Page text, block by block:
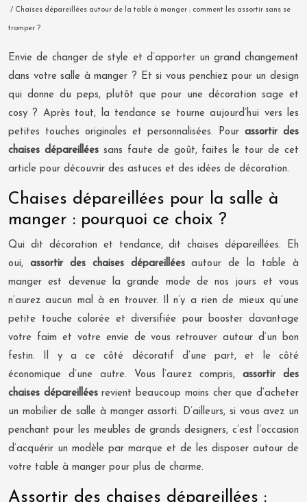
/ Chaises dépareillées autour de la table à manger : comment les assortir sans se
tromper ?
Envie de changer de style et d’apporter un grand changement
dans votre salle à manger ? Et si vous penchiez pour un design
qui donne du peps, plutôt que pour une décoration sage et
cosy ? Après tout, la tendance se tourne aujourd’hui vers les
petites touches originales et personnalisées. Pour assortir des
chaises dépareilléessans faute de goût, faites le tour de cet
article pour découvrir des astuces et des idées de décoration.
Chaises dépareillées pour la salle à
manger : pourquoi ce choix ?
Qui dit décoration et tendance, dit chaises dépareillées. Eh
oui, assortir des chaises dépareilléesautour de la table à
manger est devenue la grande mode de nos jours et vous
n’aurez aucun mal à en trouver. Il n’y a rien de mieux qu’une
petite touche colorée et diversifiée pour booster davantage
votre faim et votre envie de vous retrouver autour d’un bon
festin. Il y a ce côté décoratif d’une part, et le côté
économique d’une autre. Vous l’aurez compris,assortir des
chaises dépareilléesrevient beaucoup moins cher que d’acheter
un mobilier de salle à manger assorti. D’ailleurs, si vous avez un
penchant pour les meubles de grands designers, c’est l’occasion
d’acquérir un modèle par marque et de les disposer autour de
votre table à manger pour plus de charme.
Assortir des chaises dépareillées :